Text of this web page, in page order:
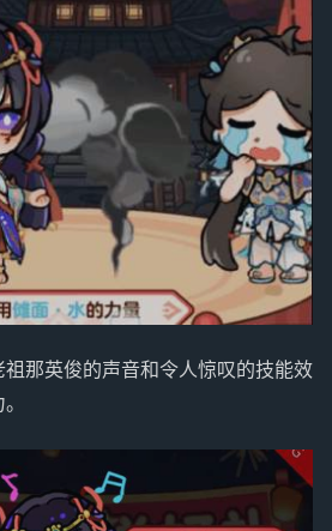
那英俊的声音和令人惊叹的技能效